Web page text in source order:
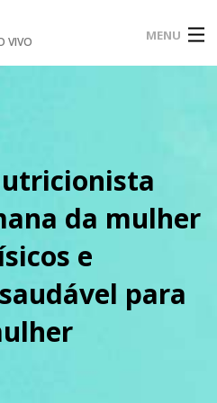
VIVO MENU
da mulher
e
para